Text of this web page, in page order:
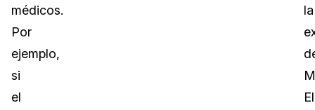
médicos.
Por
ejemplo,
si
el
la
El